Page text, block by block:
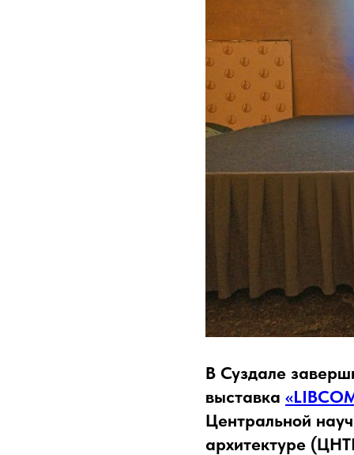
В Суздале
выставка
Центральной
архитектуре